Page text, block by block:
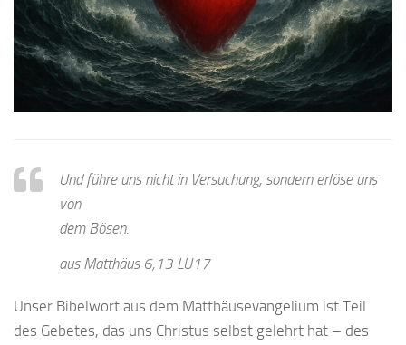
Und führe uns nicht in Versuchung, sondern erlöse uns
von
dem Bösen.
aus Matthäus 6,13 LU17
Unser Bibelwort aus dem Matthäusevangelium ist Teil
des Gebetes, das uns Christus selbst gelehrt hat – des